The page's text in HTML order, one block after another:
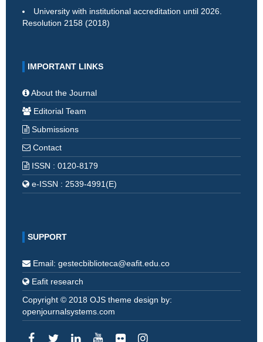
University with institutional accreditation until 2026.
Resolution 2158 (2018)
IMPORTANT LINKS
About the Journal
Editorial Team
Submissions
Contact
ISSN : 0120-8179
e-ISSN : 2539-4991(E)
SUPPORT
Email: gestecbiblioteca@eafit.edu.co
Eafit research
Copyright © 2018 OJS theme design by:
openjournalsystems.com